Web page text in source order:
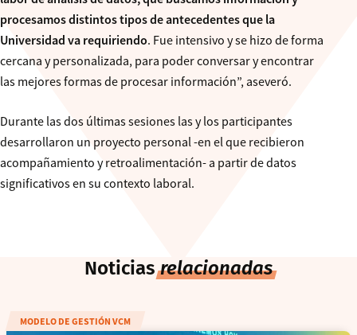
procesamos distintos tipos de antecedentes que la
Universidad va requiriendo. Fue intensivo y se hizo de forma
cercana y personalizada, para poder conversar y encontrar
las mejores formas de procesar información”, aseveró.
Durante las dos últimas sesiones las y los participantes
desarrollaron un proyecto personal -en el que recibieron
acompañamiento y retroalimentación- a partir de datos
significativos en su contexto laboral.
Noticiasrelacionadas
MODELO DE GESTIÓN VCM